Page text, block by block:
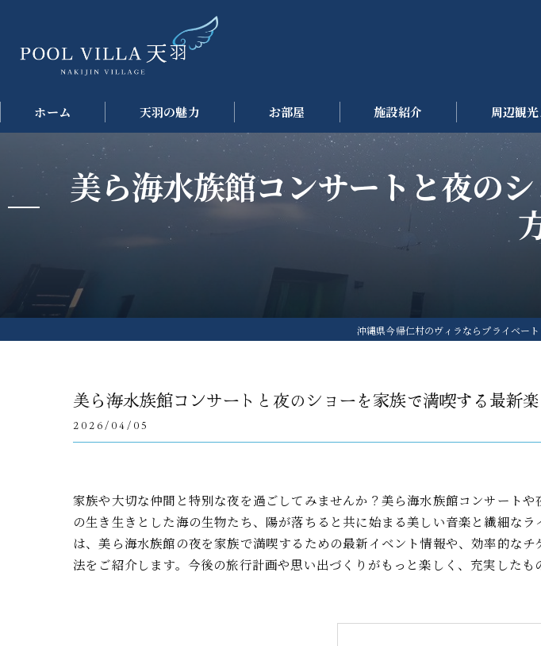
ホーム 天羽の魅力 お部屋 施設紹介 周辺観
美ら海水族館コンサートと夜の
沖縄県今帰仁村のヴィラならプライベー
美ら海水族館コンサートと夜のショーを家族で満喫する最新
2026/04/05
家族や大切な仲間と特別な夜を過ごしてみませんか？美ら海水族館コンサート
の生き生きとした海の生物たち、陽が落ちると共に始まる美しい音楽と繊細な
は、美ら海水族館の夜を家族で満喫するための最新イベント情報や、効率的な
法をご紹介します。今後の旅行計画や思い出づくりがもっと楽しく、充実した